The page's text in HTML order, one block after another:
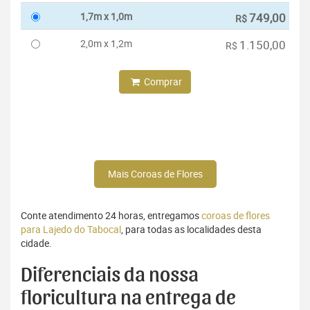
1,7m x 1,0m R$749,00
2,0m x 1,2m R$ 1.150,00
Comprar
Mais Coroas de Flores
Conte atendimento 24 horas, entregamoscoroas de flores
para Lajedo do Tabocal, para todas as localidades desta
cidade.
Diferenciais da nossa
floricultura na entrega de